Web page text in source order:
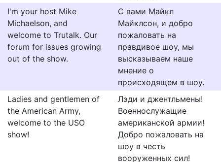
I'm your host Mike
Michaelson, and
welcome to Trutalk. Our
forum for issues growing
out of the show.
С вами Майкл
Майклсон, и добро
пожаловать на
правдивое шоу, мы
высказываем наше
мнение о
происходящем в шоу.
Ladies and gentlemen of
the American Army,
welcome to the USO
show!
Лэди и джентльмены!
Военнослужащие
американской армии!
Добро пожаловать на
шоу в честь
вооруженных сил!